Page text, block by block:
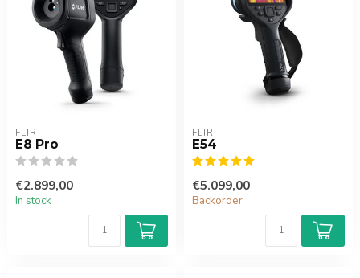
FLIR
E8 Pro
€2.899,00
In stock
FLIR
E54
€5.099,00
Backorder